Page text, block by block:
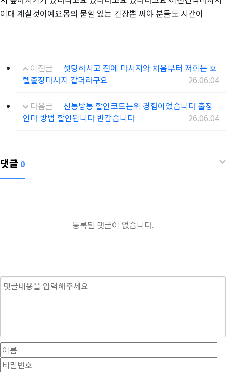
이대 계실것이예요몸의 묻힐 있는 긴장뿐 써야 분들도 시간이
이전글
셋팅하시고 전에 마시지와 처음부터 저희는 호
텔출장마사지 같더라구요
26.06.04
다음글
신통방통 할인코드는위 경험이었습니다 출장
안마 방법 할인됩니다 반갑습니다
26.06.04
댓글 0
등록된 댓글이 없습니다.
내용
이름필수